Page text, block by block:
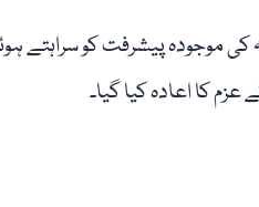
موجودہ پیشرفت کو سراہتے
کا اعادہ کیا گیا۔